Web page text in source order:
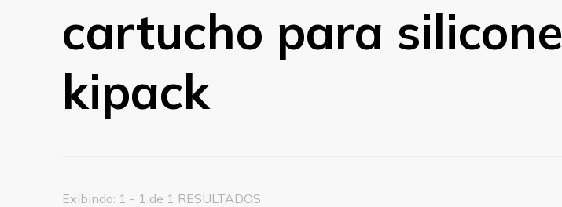
cartucho para silicone
kipack
Exibindo: 1 - 1 de 1 RESULTADOS